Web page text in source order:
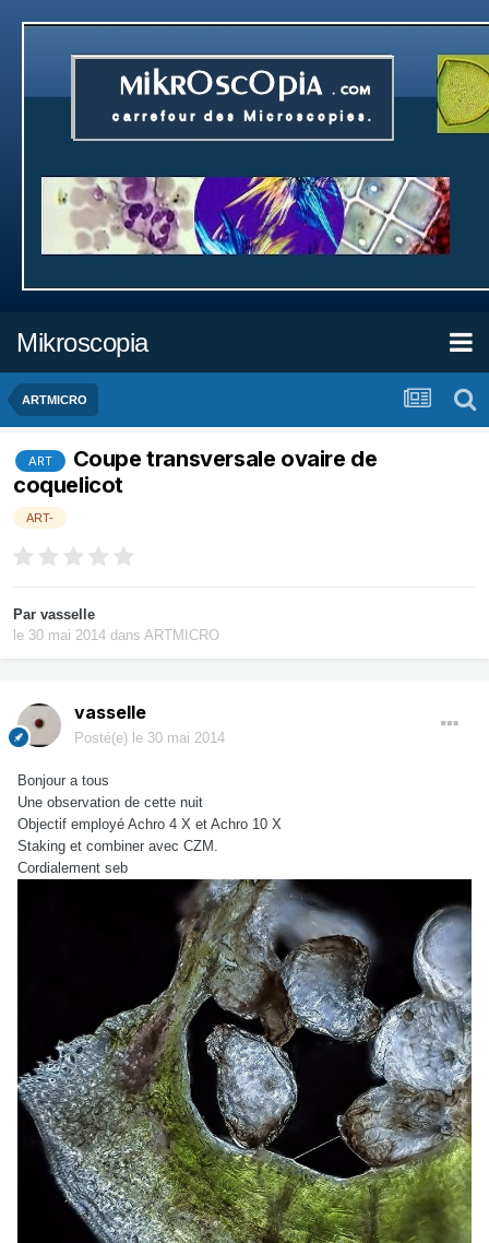
Mikroscopia
ARTMICRO
ART
Coupe transversale ovaire de
coquelicot
ART-
Par vasselle
le 30 mai 2014 dans ARTMICRO
vasselle
Posté(e) le 30 mai 2014
Bonjour a tous
Une observation de cette nuit
Objectif employé Achro 4 X et Achro 10 X
Staking et combiner avec CZM.
Cordialement seb